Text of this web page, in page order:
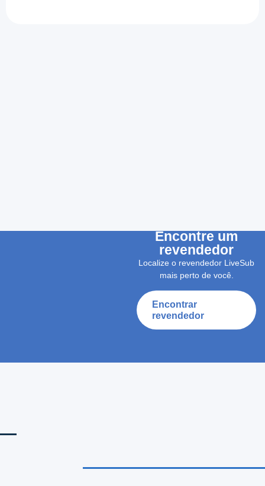
Encontre um
revendedor
Localize o revendedor LiveSub
mais perto de você.
Encontrar
revendedor